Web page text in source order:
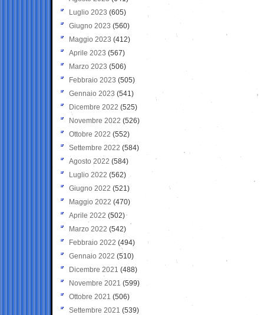
Luglio 2023 (605)
Giugno 2023 (560)
Maggio 2023 (412)
Aprile 2023 (567)
Marzo 2023 (506)
Febbraio 2023 (505)
Gennaio 2023 (541)
Dicembre 2022 (525)
Novembre 2022 (526)
Ottobre 2022 (552)
Settembre 2022 (584)
Agosto 2022 (584)
Luglio 2022 (562)
Giugno 2022 (521)
Maggio 2022 (470)
Aprile 2022 (502)
Marzo 2022 (542)
Febbraio 2022 (494)
Gennaio 2022 (510)
Dicembre 2021 (488)
Novembre 2021 (599)
Ottobre 2021 (506)
Settembre 2021 (539)